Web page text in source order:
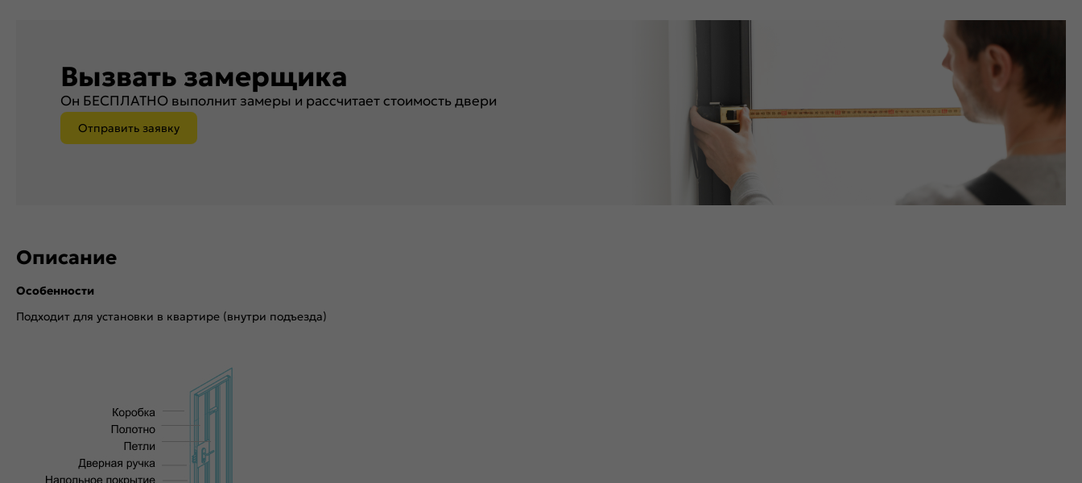
Вызвать замерщика
Он БЕСПЛАТНО выполнит замеры и рассчитает стоимость двери
Отправить заявку
Описание
Особенности
Подходит для установки в квартире (внутри подъезда)